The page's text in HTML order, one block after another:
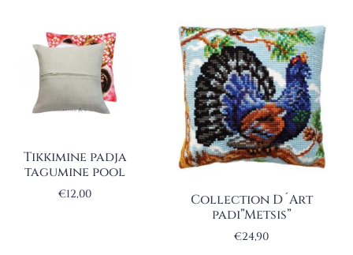
Tikkimine padja
tagumine pool
€12,00
Collection D´Art
padi”Metsis”
€24,90